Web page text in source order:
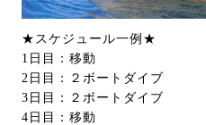
★スケジュール一例★
1日目：移動
2日目：２ボートダイブ
3日目：２ボートダイブ
4日目：移動